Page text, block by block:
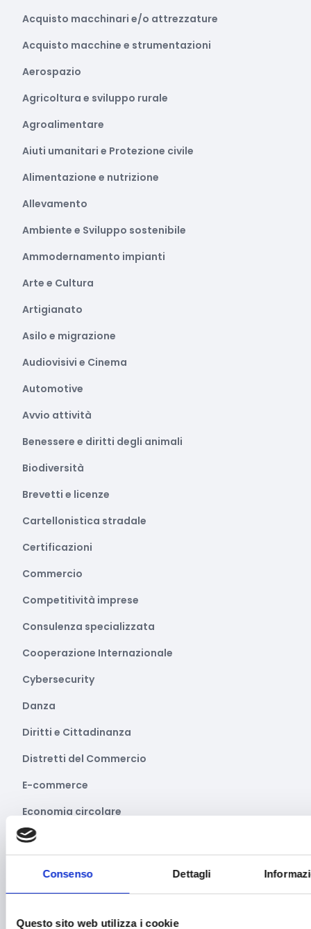
Consenso Dettagli
Questo sito web utilizza i cookie
Acquisto macchinari e/o attrezzature
Acquisto macchine e strumentazioni
Aerospazio
Agricoltura e sviluppo rurale
Agroalimentare
Aiuti umanitari e Protezione civile
Alimentazione e nutrizione
Allevamento
Ambiente e Sviluppo sostenibile
Ammodernamento impianti
Arte e Cultura
Artigianato
Asilo e migrazione
Audiovisivi e Cinema
Automotive
Avvio attività
Benessere e diritti degli animali
Biodiversità
Brevetti e licenze
Cartellonistica stradale
Certificazioni
Commercio
Competitività imprese
Consulenza specializzata
Cooperazione Internazionale
Cybersecurity
Danza
Diritti e Cittadinanza
Distretti del Commercio
E-commerce
Economia circolare
Edilizia
Educazione e istruzione
Emittenti radiofoniche